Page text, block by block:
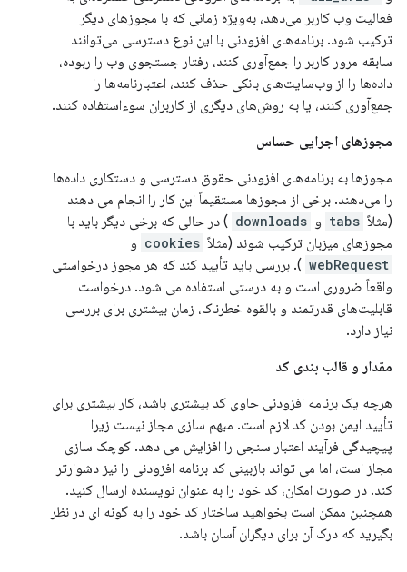
فعالیت وب کاربر می‌دهد، به‌ویژه زمانی که با مجوزهای دیگر
ترکیب شود. برنامه‌های افزودنی با این نوع دسترسی می‌توانند
سابقه مرور کاربر را جمع‌آوری کنند، رفتار جستجوی وب را ربوده،
داده‌ها را از وب‌سایت‌های بانکی حذف کنند، اعتبارنامه‌ها را
جمع‌آوری کنند، یا به روش‌های دیگری از کاربران سوءاستفاده کنند.
مجوزهای اجرایی حساس
مجوزها به برنامه‌های افزودنی حقوق دسترسی و دستکاری داده‌ها
را می‌دهند. برخی از مجوزها مستقیماً این کار را انجام می دهند
(مثلاً tabs و downloads ) در حالی که برخی دیگر باید با
مجوزهای میزبان ترکیب شوند (مثلاً cookies و
webRequest ). بررسی باید تأیید کند که هر مجوز درخواستی
واقعاً ضروری است و به درستی استفاده می شود. درخواست
قابلیت‌های قدرتمند و بالقوه خطرناک، زمان بیشتری برای بررسی
نیاز دارد.
مقدار و قالب بندی کد
هرچه یک برنامه افزودنی حاوی کد بیشتری باشد، کار بیشتری برای
تأیید ایمن بودن کد لازم است. مبهم سازی مجاز نیست زیرا
پیچیدگی فرآیند اعتبار سنجی را افزایش می دهد. کوچک سازی
مجاز است، اما می تواند بازبینی کد برنامه افزودنی را نیز دشوارتر
کند. در صورت امکان، کد خود را به عنوان نویسنده ارسال کنید.
همچنین ممکن است بخواهید ساختار کد خود را به گونه ای در نظر
بگیرید که درک آن برای دیگران آسان باشد.